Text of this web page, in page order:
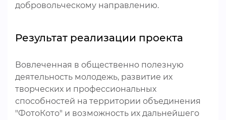
добровольческому направлению.
Результат реализации проекта
Вовлеченная в общественно полезную
деятельность молодежь, развитие их
творческих и профессиональных
способностей на территории объединения
"ФотоКото" и возможность их дальнейшего